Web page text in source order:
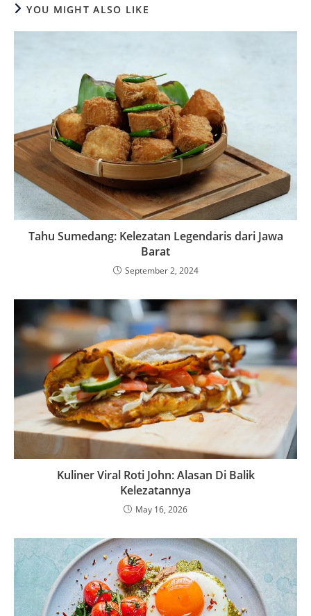
YOU MIGHT ALSO LIKE
Tahu Sumedang: Kelezatan Legendaris dari Jawa
Barat
September 2, 2024
Kuliner Viral Roti John: Alasan Di Balik
Kelezatannya
May 16, 2026